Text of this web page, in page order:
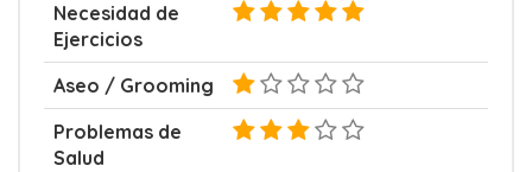
Necesidad de
Ejercicios
Aseo / Grooming
Problemas de
Salud